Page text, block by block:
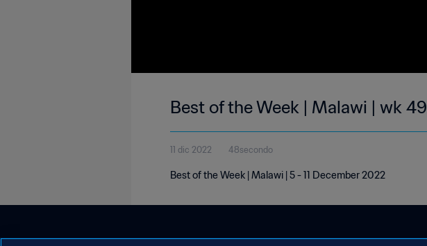
Best of the Week | Malawi | wk 49
11 dic 2022 48secondo
Best of the Week | Malawi | 5 - 11 December 2022